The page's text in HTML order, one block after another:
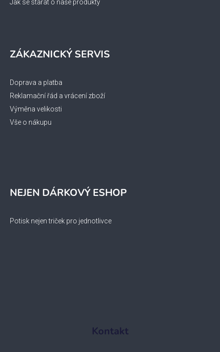
Jak se starat o naše produkty
ZÁKAZNICKÝ SERVIS
Doprava a platba
Reklamační řád a vrácení zboží
Výměna velikosti
Vše o nákupu
NEJEN DÁRKOVÝ ESHOP
Potisk nejen triček pro jednotlivce
Kontakt